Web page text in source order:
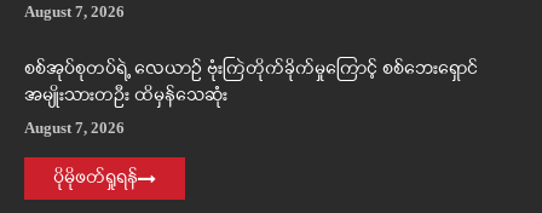
August 7, 2026
စစ်အုပ်စုတပ်ရဲ့ လေယာဉ် ဗုံးကြဲတိုက်ခိုက်မှုကြောင့် စစ်ဘေးရှောင်
အမျိုးသားတဦး ထိမှန်သေဆုံး
August 7, 2026
ပိုမိုဖတ်ရှုရန်